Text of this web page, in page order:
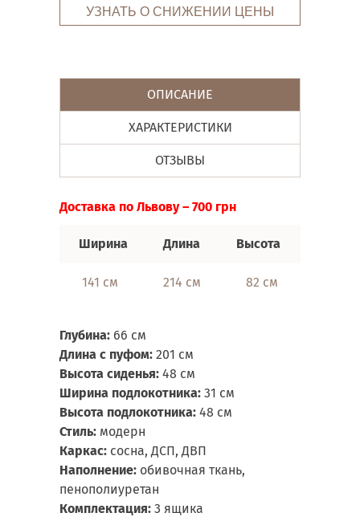
УЗНАТЬ О СНИЖЕНИИ ЦЕНЫ
ОПИСАНИЕ
ХАРАКТЕРИСТИКИ
ОТЗЫВЫ
Доставка по Львову – 700 грн
Ширина Длина Высота
141 см 214 см 82 см
Глубина: 66 см
Длина с пуфом: 201 см
Высота сиденья: 48 см
Ширина подлокотника: 31 см
Высота подлокотника: 48 см
Стиль: модерн
Каркас: сосна, ДСП, ДВП
Наполнение: обивочная ткань,
пенополиуретан
Комплектация: 3 ящика